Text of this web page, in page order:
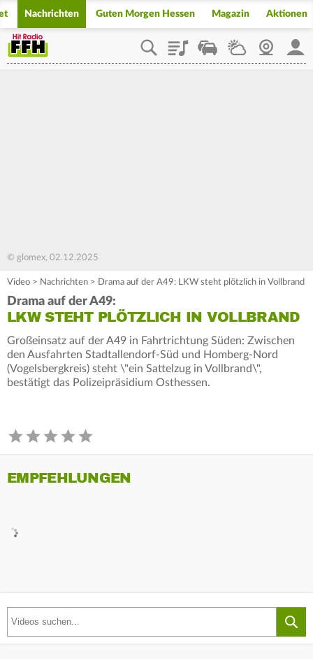
Nachrichten Guten Morgen Hessen Magazin Aktionen
PlaylistStaupilotWetterWebcam
© glomex, 02.12.2025
Video > Nachrichten > Drama auf der A49: LKW steht plötzlich in Vollbrand
Drama auf der A49:
LKW STEHT PLÖTZLICH IN VOLLBRAND
Großeinsatz auf der A49 in Fahrtrichtung Süden: Zwischen
den Ausfahrten Stadtallendorf-Süd und Homberg-Nord
(Vogelsbergkreis) steht \"ein Sattelzug in Vollbrand\",
bestätigt das Polizeipräsidium Osthessen.
EMPFEHLUNGEN